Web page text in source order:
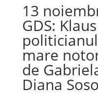
13
GDS:
mare
de
Diana